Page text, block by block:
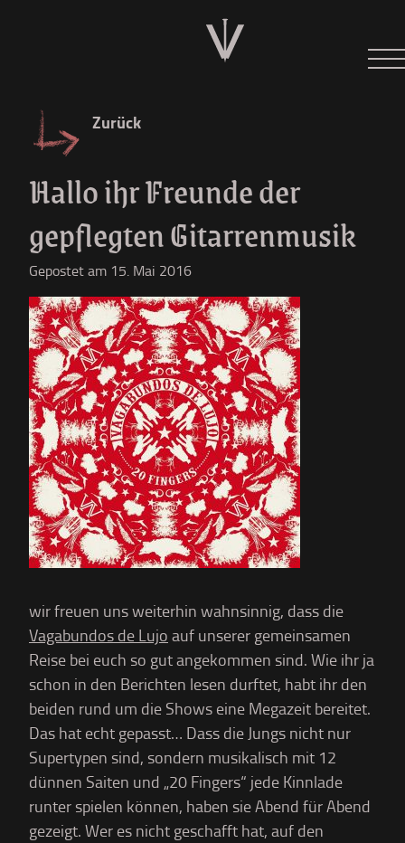
Tour 2026
Der W
Diskographie
Shop
Zurück
Hallo ihr Freunde der
gepflegten Gitarrenmusik
Gepostet am 15. Mai 2016
wir freuen uns weiterhin wahnsinnig, dass die
Vagabundos de Lujo auf unserer gemeinsamen
Reise bei euch so gut angekommen sind. Wie ihr ja
schon in den Berichten lesen durftet, habt ihr den
beiden rund um die Shows eine Megazeit bereitet.
Das hat echt gepasst… Dass die Jungs nicht nur
Supertypen sind, sondern musikalisch mit 12
dünnen Saiten und „20 Fingers“ jede Kinnlade
runter spielen können, haben sie Abend für Abend
gezeigt. Wer es nicht geschafft hat, auf den